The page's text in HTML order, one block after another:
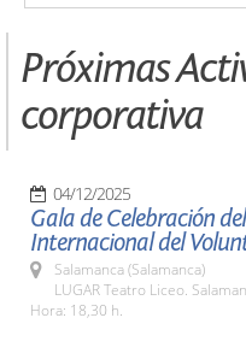
Próximas
corporativa
04/12/2025
Gala de Celebración
Internacional del
Salamanca (Salamanca)
LUGAR Teatro Liceo.
Hora: 18,30 h.